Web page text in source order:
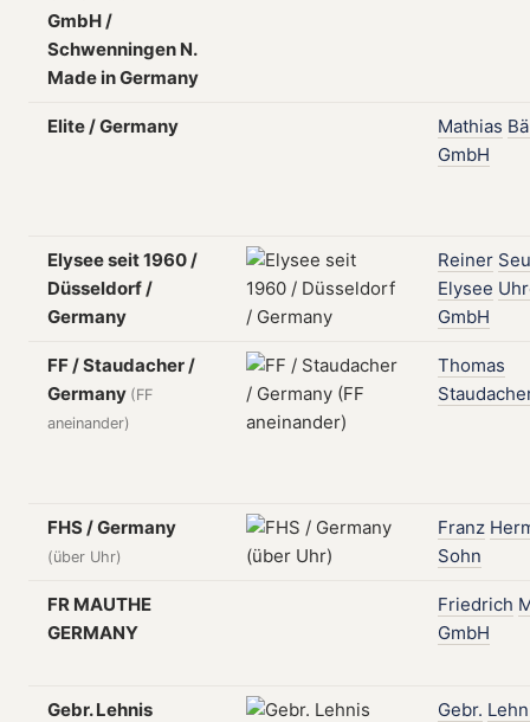
GmbH /
Schwenningen N.
Made in Germany
Elite / Germany Mathias
GmbH
Elysee seit 1960 /
Düsseldorf /
Germany
Reiner
Elysee
GmbH
FF / Staudacher /
Germany (FF
aneinander)
Thomas
FHS / Germany
(über Uhr)
Franz
Sohn
FR MAUTHE
GERMANY
Friedrich
GmbH
Gebr. Lehnis
Gebr.